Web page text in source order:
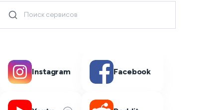
Instagram Facebook